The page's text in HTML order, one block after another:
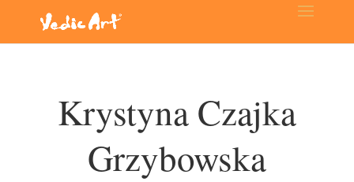
Krystyna Czajka
Grzybowska